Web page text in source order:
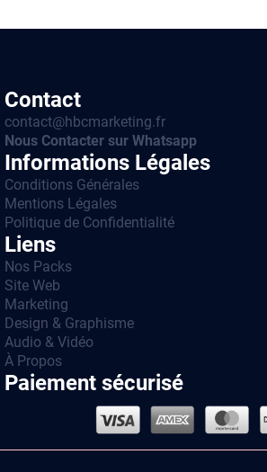
Contact
contact@hbcmarketing.fr
Nous Contacter sur Whatsapp
Informations Légales
Conditions Générales
Mentions Légales
Politique de Confidentialité
Liens
Nos Packs
Site Web
Marketing
Design & Graphisme
Audio & Vidéo
À Propos
Paiement sécurisé